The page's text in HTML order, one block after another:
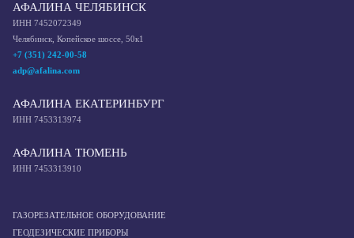
АФАЛИНА ЧЕЛЯБИНСК
ИНН 7452072349
Челябинск, Копейское шоссе, 50к1
+7 (351) 242-00-58
adp@afalina.com
АФАЛИНА ЕКАТЕРИНБУРГ
ИНН 7453313974
АФАЛИНА ТЮМЕНЬ
ИНН 7453313910
ГАЗОРЕЗАТЕЛЬНОЕ ОБОРУДОВАНИЕ
ГЕОДЕЗИЧЕСКИЕ ПРИБОРЫ